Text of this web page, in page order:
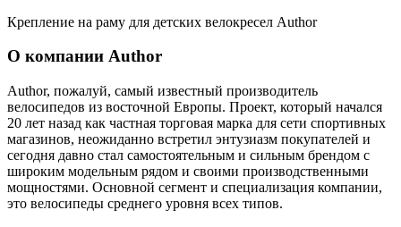
Крепление на раму для детских велокресел Author
О компании Author
Author, пожалуй, самый известный производитель
велосипедов из восточной Европы. Проект, который начался
20 лет назад как частная торговая марка для сети спортивных
магазинов, неожиданно встретил энтузиазм покупателей и
сегодня давно стал самостоятельным и сильным брендом с
широким модельным рядом и своими производственными
мощностями. Основной сегмент и специализация компании,
это велосипеды среднего уровня всех типов.